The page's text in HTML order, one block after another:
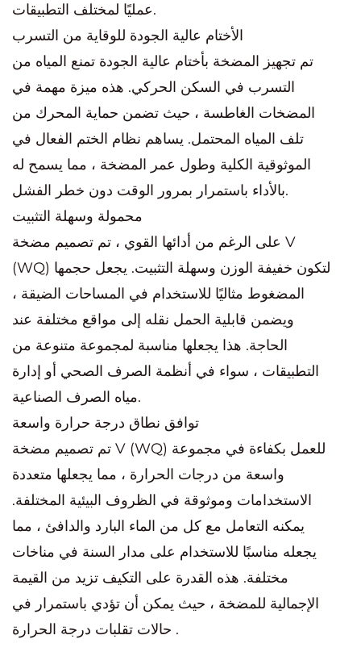
عمليًا لمختلف التطبيقات.
الأختام عالية الجودة للوقاية من التسرب
تم تجهيز المضخة بأختام عالية الجودة تمنع المياه من
التسرب في السكن الحركي. هذه ميزة مهمة في
المضخات الغاطسة ، حيث تضمن حماية المحرك من
تلف المياه المحتمل. يساهم نظام الختم الفعال في
الموثوقية الكلية وطول عمر المضخة ، مما يسمح له
بالأداء باستمرار بمرور الوقت دون خطر الفشل.
محمولة وسهلة التثبيت
على الرغم من أدائها القوي ، تم تصميم مضخة V
(WQ) لتكون خفيفة الوزن وسهلة التثبيت. يجعل حجمها
المضغوط مثاليًا للاستخدام في المساحات الضيقة ،
ويضمن قابلية الحمل نقله إلى مواقع مختلفة عند
الحاجة. هذا يجعلها مناسبة لمجموعة متنوعة من
التطبيقات ، سواء في أنظمة الصرف الصحي أو إدارة
مياه الصرف الصناعية.
توافق نطاق درجة حرارة واسعة
تم تصميم مضخة V (WQ) للعمل بكفاءة في مجموعة
واسعة من درجات الحرارة ، مما يجعلها متعددة
الاستخدامات وموثوقة في الظروف البيئية المختلفة.
يمكنه التعامل مع كل من الماء البارد والدافئ ، مما
يجعله مناسبًا للاستخدام على مدار السنة في مناخات
مختلفة. هذه القدرة على التكيف تزيد من القيمة
الإجمالية للمضخة ، حيث يمكن أن تؤدي باستمرار في
حالات تقلبات درجة الحرارة .